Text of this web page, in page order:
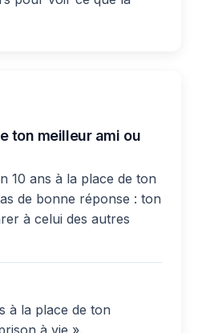
ton meilleur ami ou
10 ans à la place de ton
de bonne réponse : ton
à celui des autres
à la place de ton
à vie ».